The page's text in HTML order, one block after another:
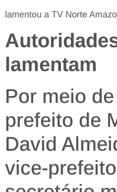
lamentou a TV Norte
lamentam
Por meio
prefeito de
David
vice-